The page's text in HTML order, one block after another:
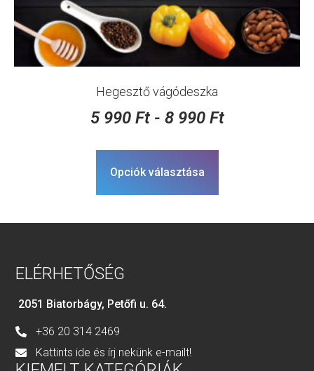
Hegesztő vágódeszka
5 990 Ft- 8 990 Ft
Opciók választása
ELÉRHETŐSÉG
2051 Biatorbágy, Petőfi u. 64.
+36 20 314 2469
Kattints ide és írj nekünk e-mailt!